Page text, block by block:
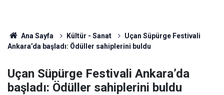
Ana Sayfa Kültür - Sanat
Uçan Süpürge Festivali
Ankara’da başladı: Ödüller sahiplerini buldu
Uçan Süpürge Festivali Ankara’da
başladı: Ödüller sahiplerini buldu